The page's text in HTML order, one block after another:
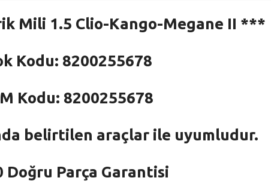
Mili 1.5 Clio-Kango-Megane II ***
Kodu: 8200255678
Kodu: 8200255678
belirtilen araçlar ile uyumludur.
Doğru Parça Garantisi